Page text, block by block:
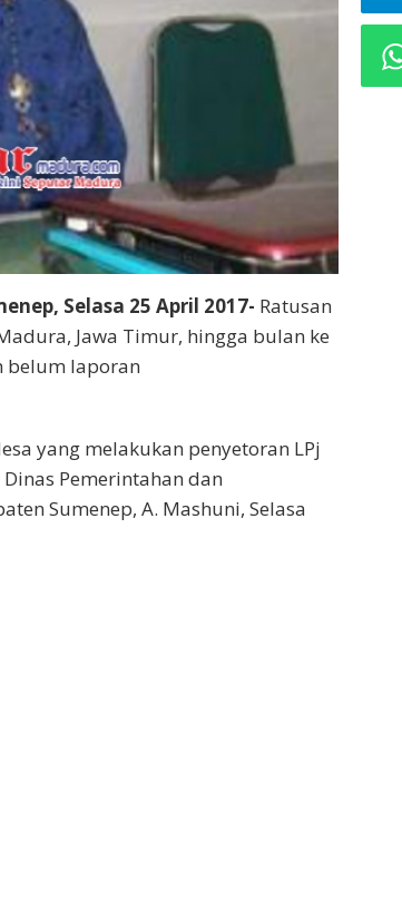
Selasa 25 April 2017- Ratusan
Jawa Timur, hingga bulan ke
belum laporan
yang melakukan penyetoran LPj
Dinas Pemerintahan dan
Sumenep, A. Mashuni, Selasa